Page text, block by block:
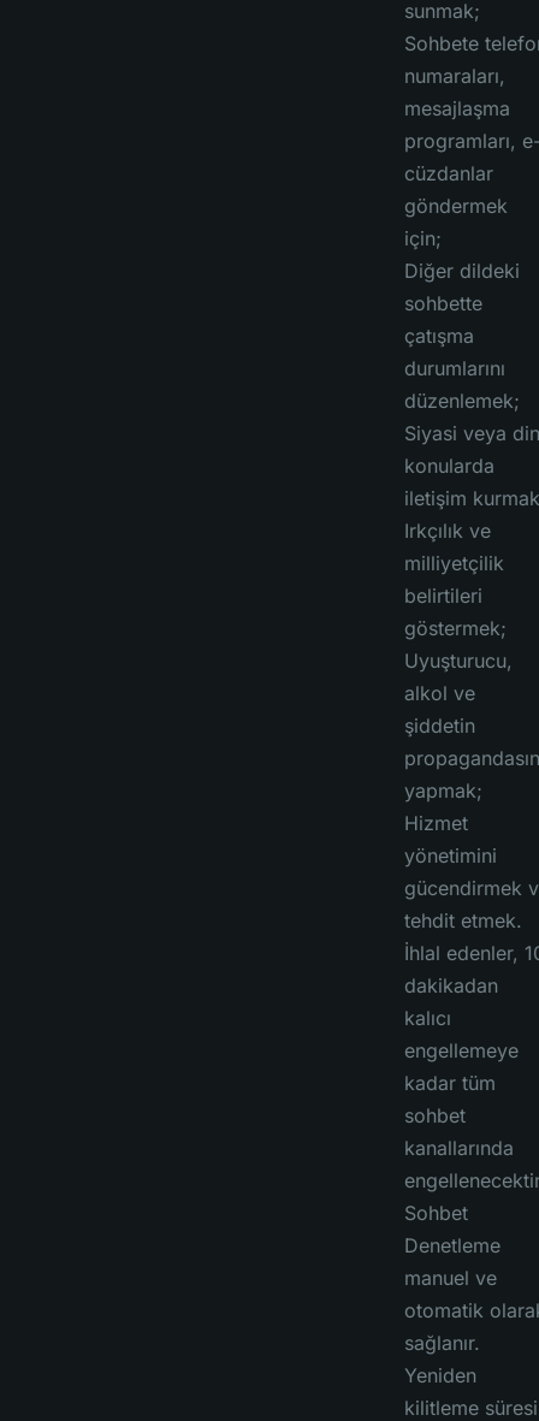
sunmak;
Sohbete
numaraları,
mesajlaşma
programları,
cüzdanlar
göndermek
için;
Diğer dildeki
sohbette
çatışma
durumlarını
düzenlemek;
Siyasi veya
konularda
iletişim
Irkçılık ve
milliyetçilik
belirtileri
göstermek;
Uyuşturucu,
alkol ve
şiddetin
yapmak;
Hizmet
yönetimini
gücendirmek
tehdit etmek.
İhlal edenler,
dakikadan
kalıcı
engellemeye
kadar tüm
sohbet
kanallarında
Sohbet
Denetleme
manuel ve
otomatik
sağlanır.
Yeniden
kilitleme süresi